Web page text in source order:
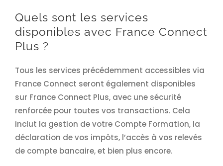
Quels sont les services
disponibles avec France Connect
Plus ?
Tous les services précédemment accessibles via
France Connect seront également disponibles
sur France Connect Plus, avec une sécurité
renforcée pour toutes vos transactions. Cela
inclut la gestion de votre Compte Formation, la
déclaration de vos impôts, l’accès à vos relevés
de compte bancaire, et bien plus encore.